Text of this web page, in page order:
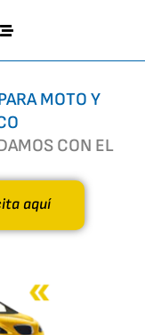
MOTO Y
CON EL
aquí